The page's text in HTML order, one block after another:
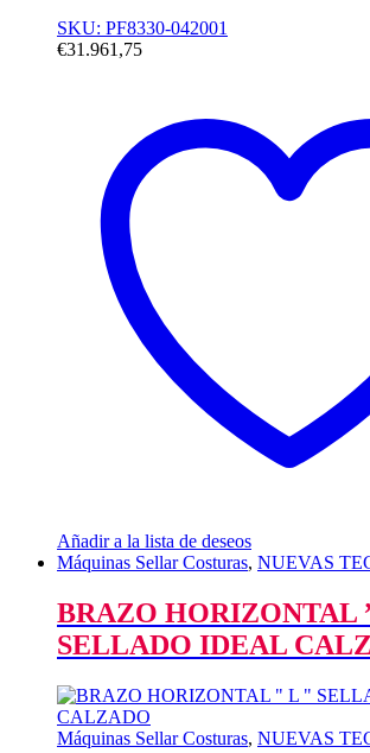
SKU: PF8330-042001
€31.961,75
Añadir a la lista de deseos
Máquinas Sellar Costuras, NUEVAS
BRAZO HORIZONTAL
SELLADO IDEAL
Máquinas Sellar Costuras, NUEVAS